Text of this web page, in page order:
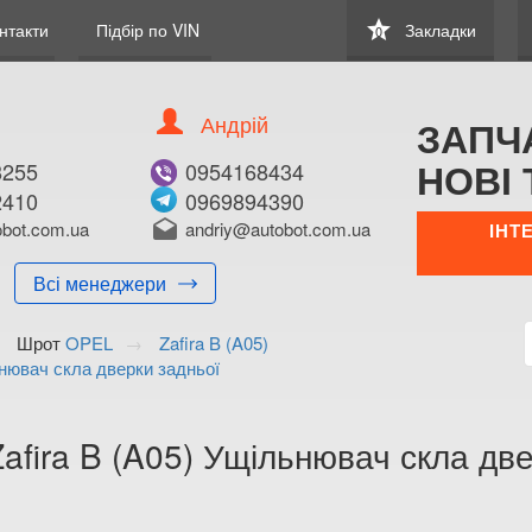
Підбір по VIN star
0 Закладки
Всі менеджери
Андрій
0954168434
0969894390
drafts andriy@autobot.com.ua
НОВІ
ШротOPEL
Zafira B (A05)
скла дверки задньої
B (A05) Ущільнювач скла
В ЗАКЛАДКИ КУПИТИ
+38 (096) 989-